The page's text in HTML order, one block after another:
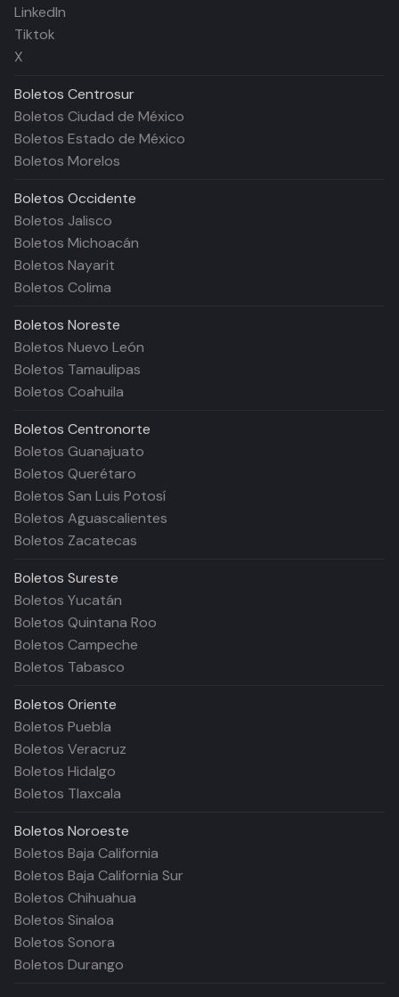
LinkedIn
Tiktok
X
Boletos Centrosur
Boletos Ciudad de México
Boletos Estado de México
Boletos Morelos
Boletos Occidente
Boletos Jalisco
Boletos Michoacán
Boletos Nayarit
Boletos Colima
Boletos Noreste
Boletos Nuevo León
Boletos Tamaulipas
Boletos Coahuila
Boletos Centronorte
Boletos Guanajuato
Boletos Querétaro
Boletos San Luis Potosí
Boletos Aguascalientes
Boletos Zacatecas
Boletos Sureste
Boletos Yucatán
Boletos Quintana Roo
Boletos Campeche
Boletos Tabasco
Boletos Oriente
Boletos Puebla
Boletos Veracruz
Boletos Hidalgo
Boletos Tlaxcala
Boletos Noroeste
Boletos Baja California
Boletos Baja California Sur
Boletos Chihuahua
Boletos Sinaloa
Boletos Sonora
Boletos Durango